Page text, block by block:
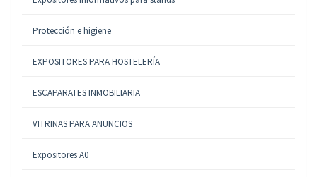
Protección e higiene
EXPOSITORES PARA HOSTELERÍA
ESCAPARATES INMOBILIARIA
VITRINAS PARA ANUNCIOS
Expositores A0